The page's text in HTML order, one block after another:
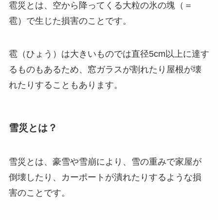
雹災とは、空から降ってくる大粒の氷の塊（＝
雹）で生じた損害のことです。
雹（ひょう）は大きいものでは直径5cm以上に達す
るものもあるため、窓ガラスが割れたり屋根が壊
れたりすることもあります。
雪災とは？
雪災とは、豪雪や雪崩により、雪の重みで家屋が
倒壊したり、カーポートが潰れたりするような損
害のことです。